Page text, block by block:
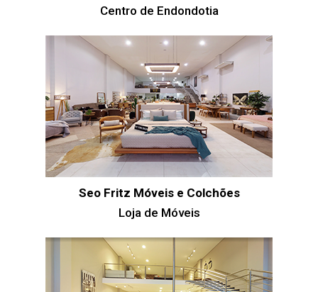
Centro de Endondotia
Seo Fritz Móveis e Colchões
Loja de Móveis